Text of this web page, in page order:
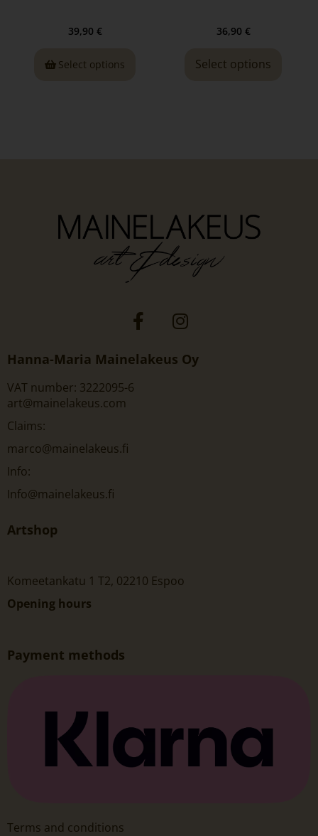
39,90 €
Select options
36,90 €
Select options
Hanna-Maria Mainelakeus Oy
VAT number: 3222095-6
art@mainelakeus.com
Claims:
marco@mainelakeus.fi
Info:
Info@mainelakeus.fi
Artshop
Komeetankatu 1 T2, 02210 Espoo
Opening hours
Payment methods
Terms and conditions